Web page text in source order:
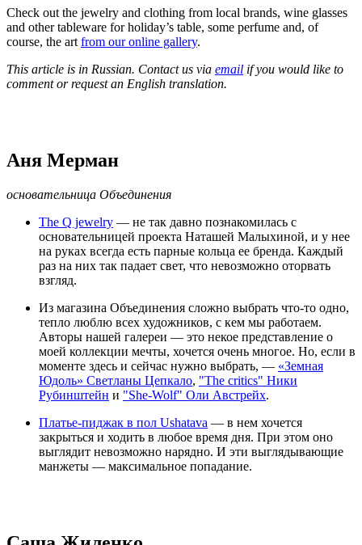
Check out the jewelry and clothing from local brands, wine glasses
and other tableware for holiday’s table, some perfume and, of
course, the art from our online gallery.
This article is in Russian. Contact us via email if you would like to
comment or request an English translation.
Аня Мерман
основательница Объединения
The Q jewelry — не так давно познакомилась с
основательницей проекта Наташей Малыхиной, и у нее
на руках всегда есть парные кольца ее бренда. Каждый
раз на них так падает свет, что невозможно оторвать
взгляд.
Из магазина Объединения сложно выбрать что-то одно,
тепло люблю всех художников, с кем мы работаем.
Авторы нашей галереи — это некое представление о
моей коллекции мечты, хочется очень многое. Но, если в
моменте здесь и сейчас нужно выбрать, — «Земная
Юдоль» Светланы Цепкало, "The critics" Ники
Рубинштейн и "She-Wolf" Оли Австрейх.
Платье-пиджак в пол Ushatava — в нем хочется
закрыться и ходить в любое время дня. При этом оно
выглядит невозможно нарядно. И эти выглядывающие
манжеты — максимальное попадание.